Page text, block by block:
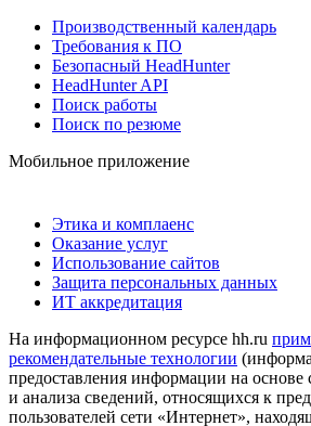
Производственный календарь
Требования к ПО
Безопасный HeadHunter
HeadHunter API
Поиск работы
Поиск по резюме
Мобильное приложение
Этика и комплаенс
Оказание услуг
Использование сайтов
Защита персональных данных
ИТ аккредитация
На информационном ресурсе hh.ru
рекомендательные технологии
предоставления информации на основе
и анализа сведений, относящихся к
пользователей сети «Интернет»,